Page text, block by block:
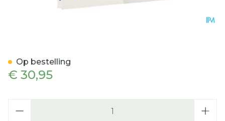
€ 30,95
Op bestelling